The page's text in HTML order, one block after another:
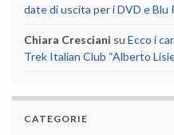
date di uscita per i DVD e Blu
Chiara Cresciani su Ecco i
Trek Italian Club “Alberto
CATEGORIE